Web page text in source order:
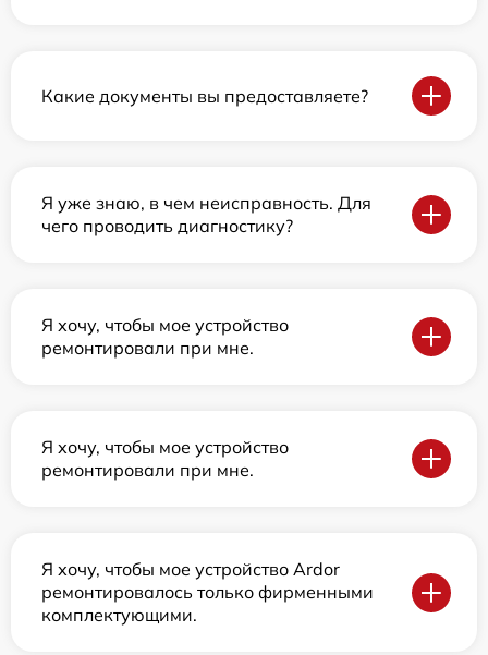
Какие документы вы предоставляете?
Я уже знаю, в чем неисправность. Для
чего проводить диагностику?
Я хочу, чтобы мое устройство
ремонтировали при мне.
Я хочу, чтобы мое устройство
ремонтировали при мне.
Я хочу, чтобы мое устройство Ardor
ремонтировалось только фирменными
комплектующими.